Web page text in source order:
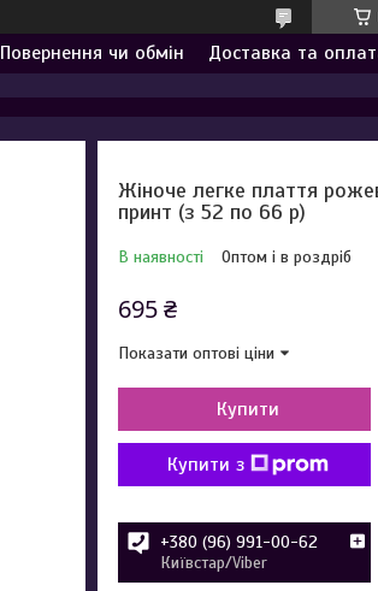
Повернення чи обмін Доставка та
Жіноче легке плаття
принт (з 52 по 66 р)
В наявності Оптом і в роздріб
695 ₴
Показати оптові ціни
Купити
Купити з
+380 (96) 991-00-62
Київстар/Viber